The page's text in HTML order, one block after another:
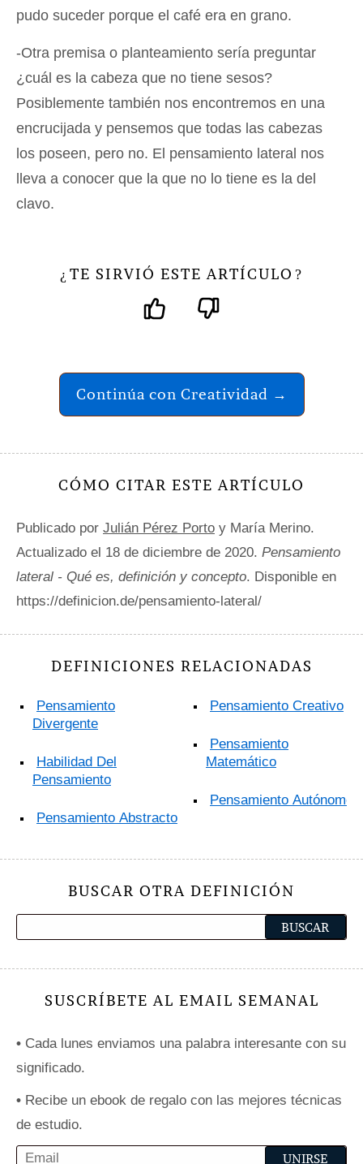
pudo suceder porque el café era en grano.
-Otra premisa o planteamiento sería preguntar
¿cuál es la cabeza que no tiene sesos?
Posiblemente también nos encontremos en una
encrucijada y pensemos que todas las cabezas
los poseen, pero no. El pensamiento lateral nos
lleva a conocer que la que no lo tiene es la del
clavo.
¿ TE SIRVIÓ ESTE ARTÍCULO ?
Continúa con Creatividad →
CÓMO CITAR ESTE ARTÍCULO
Publicado por Julián Pérez Porto y María Merino.
Actualizado el 18 de diciembre de 2020. Pensamiento
lateral - Qué es, definición y concepto. Disponible en
https://definicion.de/pensamiento-lateral/
DEFINICIONES RELACIONADAS
Pensamiento
Divergente
Habilidad Del
Pensamiento
Pensamiento Abstracto
Pensamiento Creativo
Pensamiento
Matemático
Pensamiento Autónomo
BUSCAR OTRA DEFINICIÓN
SUSCRÍBETE AL EMAIL SEMANAL
• Cada lunes enviamos una palabra interesante con su
significado.
• Recibe un ebook de regalo con las mejores técnicas
de estudio.